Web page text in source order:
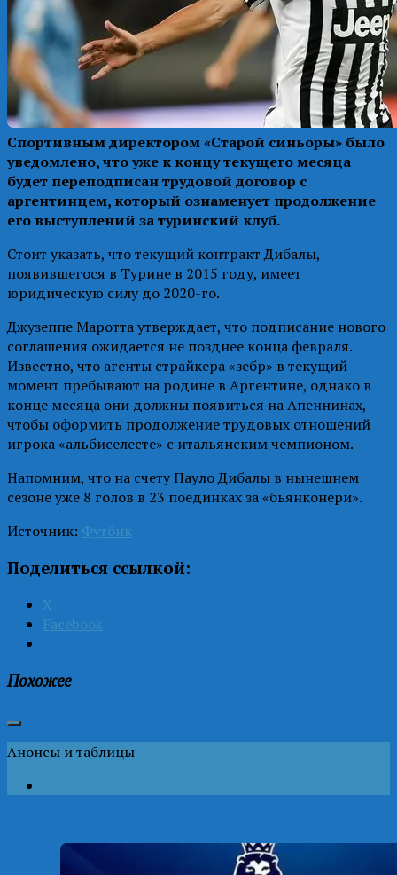
Спортивным директором «Старой синьоры» было
уведомлено, что уже к концу текущего месяца
будет переподписан трудовой договор с
аргентинцем, который ознаменует продолжение
его выступлений за туринский клуб.
Стоит указать, что текущий контракт Дибалы,
появившегося в Турине в 2015 году, имеет
юридическую силу до 2020-го.
Джузеппе Маротта утверждает, что подписание нового
соглашения ожидается не позднее конца февраля.
Известно, что агенты страйкера «зебр» в текущий
момент пребывают на родине в Аргентине, однако в
конце месяца они должны появиться на Апеннинах,
чтобы оформить продолжение трудовых отношений
игрока «альбиселесте» с итальянским чемпионом.
Напомним, что на счету Пауло Дибалы в нынешнем
сезоне уже 8 голов в 23 поединках за «бьянконери».
Источник: Футбик
Поделиться ссылкой:
X
Facebook
Похожее
Анонсы и таблицы